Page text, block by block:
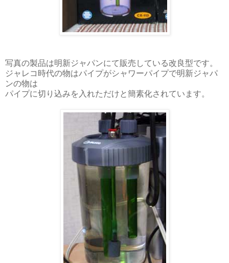
写真の製品は明新ジャパンにて販売している改良型です。
ジャレコ時代の物はパイプがシャワーパイプで明新ジャパ
ンの物は
パイプに切り込みを入れただけと簡素化されています。